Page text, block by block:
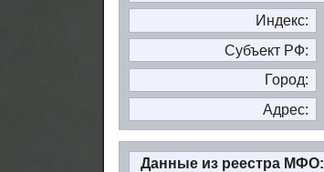
Индекс:
Субъект РФ:
Город:
Адрес:
Данные из реестра МФО: